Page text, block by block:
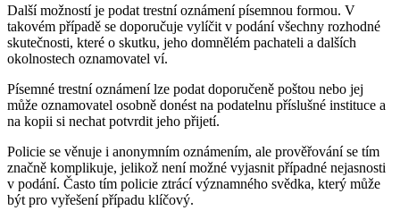
Další možností je podat trestní oznámení písemnou formou. V
takovém případě se doporučuje vylíčit v podání všechny rozhodné
skutečnosti, které o skutku, jeho domnělém pachateli a dalších
okolnostech oznamovatel ví.
Písemné trestní oznámení lze podat doporučeně poštou nebo jej
může oznamovatel osobně donést na podatelnu příslušné instituce a
na kopii si nechat potvrdit jeho přijetí.
Policie se věnuje i anonymním oznámením, ale prověřování se tím
značně komplikuje, jelikož není možné vyjasnit případné nejasnosti
v podání. Často tím policie ztrácí významného svědka, který může
být pro vyřešení případu klíčový.